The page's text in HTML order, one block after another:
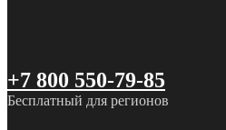
+7 800 550-79-85
Бесплатный для регионов